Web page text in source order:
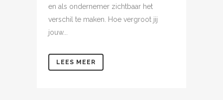
en als ondernemer zichtbaar het
verschil te maken. Hoe vergroot jij
jouw...
LEES MEER